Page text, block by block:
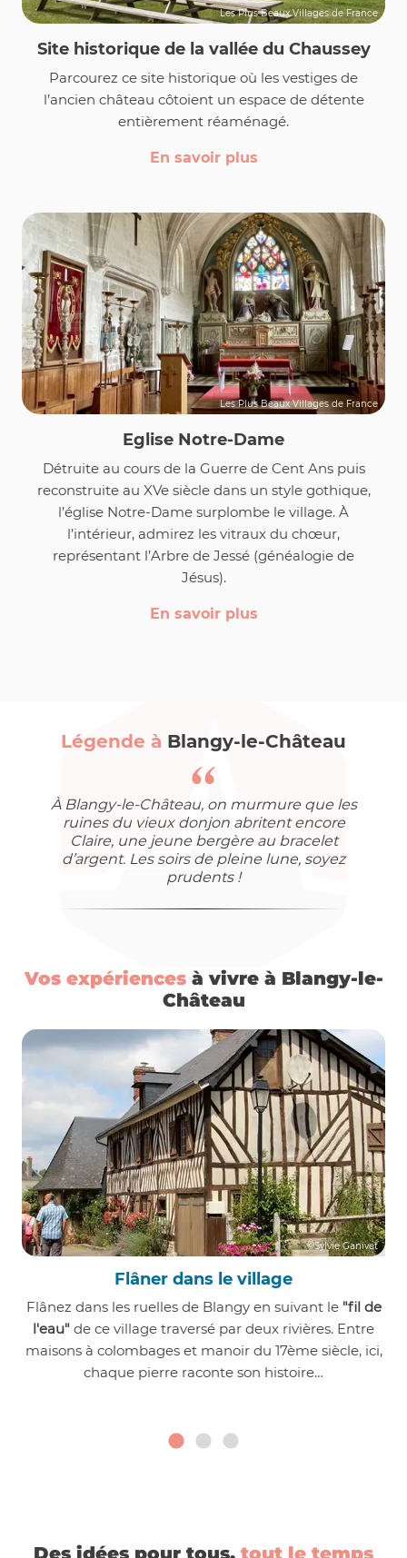
Les Plus Beaux Villages de France
Site historique de la vallée du Chaussey
Parcourez ce site historique où les vestiges de
l’ancien château côtoient un espace de détente
entièrement réaménagé.
En savoir plus
Les Plus Beaux Villages de France
Eglise Notre-Dame
Détruite au cours de la Guerre de Cent Ans puis
reconstruite au XVe siècle dans un style gothique,
l’église Notre-Dame surplombe le village. À
l’intérieur, admirez les vitraux du chœur,
représentant l’Arbre de Jessé (généalogie de
Jésus).
En savoir plus
Légende à Blangy-le-Château
À Blangy-le-Château, on murmure que les
ruines du vieux donjon abritent encore
Claire, une jeune bergère au bracelet
d’argent. Les soirs de pleine lune, soyez
prudents !
Vos expériencesà vivre à Blangy-le-
Château
©Sylvie Ganivet
Flâner dans le village
Flânez dans les ruelles de Blangy en suivant le "fil de
l'eau" de ce village traversé par deux rivières. Entre
maisons à colombages et manoir du 17ème siècle, ici,
chaque pierre raconte son histoire…
Des idées pour tous, tout le temps